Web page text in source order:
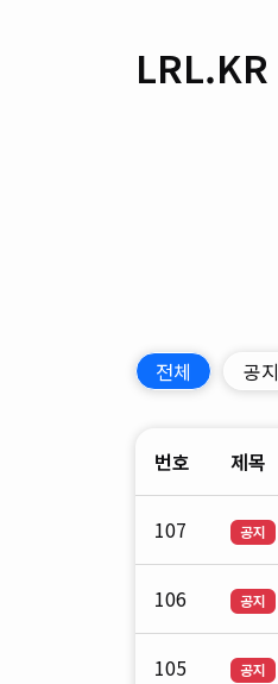
LRL.KR
전체 공지
번호 제목
107 공지
106 공지
105 공지